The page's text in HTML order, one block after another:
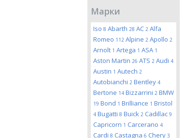
Марки
Iso 8 Abarth 28 AC 2 Alfa
Romeo 112 Alpine 2 Apollo 2
Arnolt 1 Artega 1 ASA 1
Aston Martin 26 ATS 2 Audi 4
Austin 1 Autech 2
Autobianchi 2 Bentley 4
Bertone 14 Bizzarrini 2 BMW
19 Bond 1 Brilliance 1 Bristol
4 Bugatti 8 Buick 2 Cadillac 9
Capricorn 1 Carcerano 4
Cardi 8 Castagna 6 Chery 3